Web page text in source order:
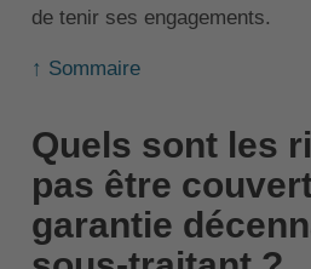
de tenir ses engagements.
↑ Sommaire
Quels sont les
pas être
garantie